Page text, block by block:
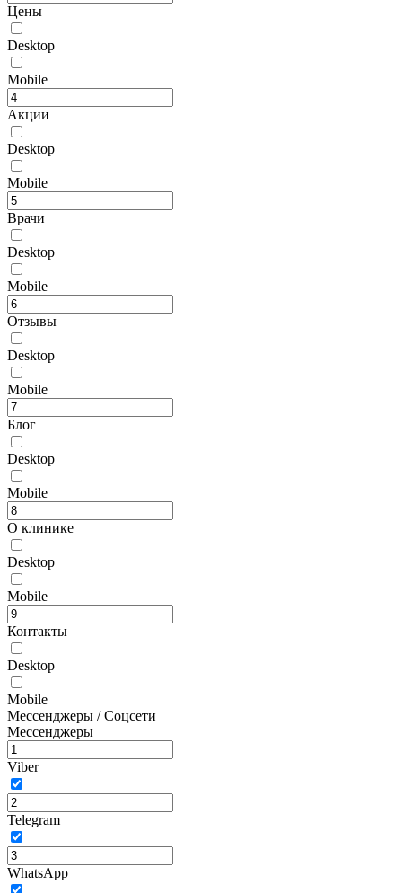
Цены
Desktop
Mobile
Акции
Desktop
Mobile
Врачи
Desktop
Mobile
Отзывы
Desktop
Mobile
Блог
Desktop
Mobile
О клинике
Desktop
Mobile
Контакты
Desktop
Mobile
Мессенджеры / Соцсети
Мессенджеры
Viber
Telegram
WhatsApp